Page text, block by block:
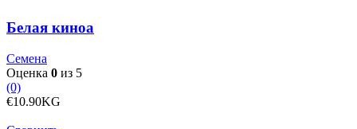
Белая киноа
Семена
Оценка 0 из 5
(0)
€10.90KG